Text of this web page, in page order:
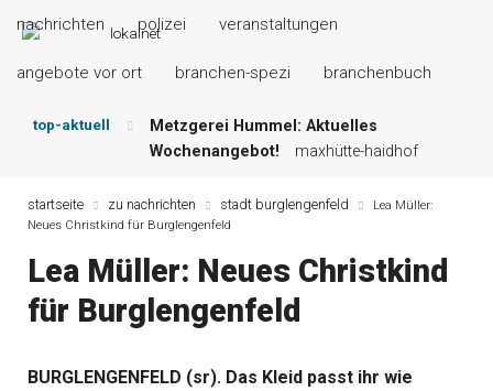
nachrichten polizei veranstaltungen
angebote vor ort branchen-spezi branchenbuch
top-aktuell
Metzgerei Hummel: Aktuelles
Wochenangebot!
maxhütte-haidhof
Grillspezialitäten u.v.m.!
kallmünz
Meindl Metzgerei: Wochen-Speisekarte
Der „deutsche Michel“ muss nun
zahlen!
kommentare & serien &
leserbriefe
Angebot … maxhütte-haidhof
startseite zu nachrichten stadt burglengenfeld
Lea Müller:
Neues Christkind für Burglengenfeld
Lea Müller: Neues Christkind
für Burglengenfeld
BURGLENGENFELD (sr). Das Kleid passt ihr wie